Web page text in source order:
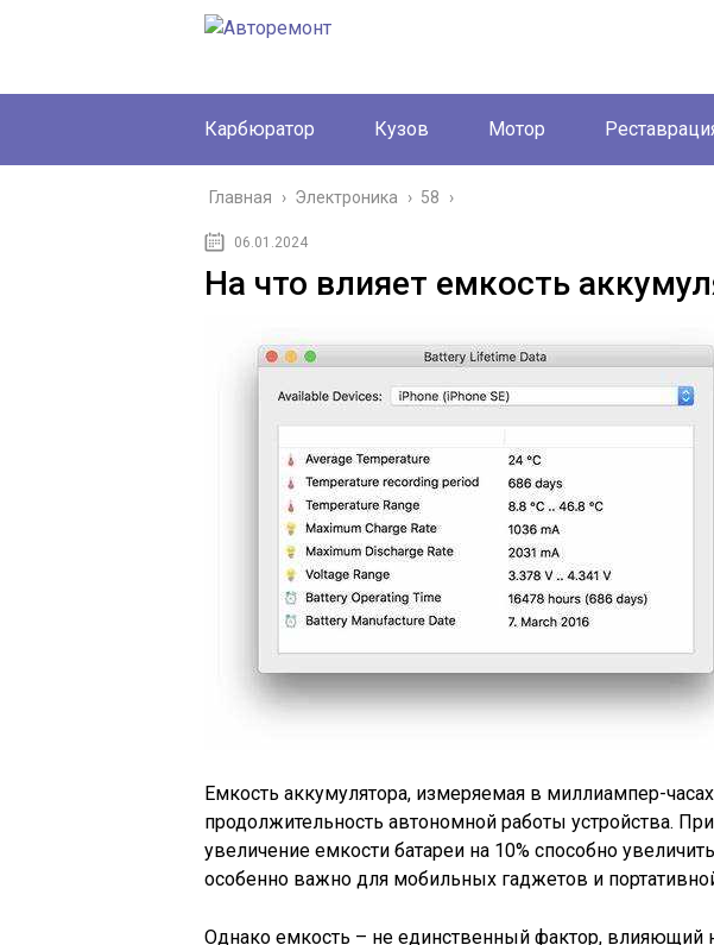
Карбюратор Кузов Мотор
Главная › Электроника › 58 ›
06.01.2024
На что влияет емкость
Емкость аккумулятора, измеряемая в миллиампер-
продолжительность автономной работы устройства.
увеличение емкости батареи на 10% способно
особенно важно для мобильных гаджетов и
Однако емкость – не единственный фактор, влияющий